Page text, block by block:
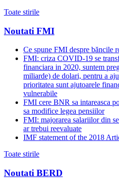
Toate stirile
Noutati FMI
Ce spune FMI despre băncile
FMI: criza COVID-19 se
financiara in 2020, suntem
miliarde) de dolari, pentru a
prioritatea sunt ajutoarele
vulnerabile
FMI cere BNR sa intareasca
sa modifice legea pensiilor
FMI: majorarea salariilor din
ar trebui reevaluate
IMF statement of the 2018
Toate stirile
Noutati BERD